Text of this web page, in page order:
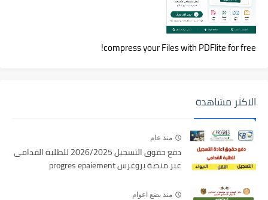
compress your Files with PDFlite for free!
الاكثر مشاهدة
منذ عام
دفع حقوق التسجيل 2026/2025 للطلبة القدامى
عبر منصة بروغرس progres epaiement
منذ بضع اعوام